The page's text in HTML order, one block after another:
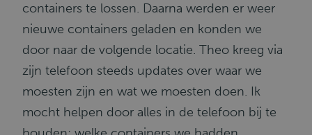
containers te lossen. Daarna werden er weer
nieuwe containers geladen en konden we
door naar de volgende locatie. Theo kreeg via
zijn telefoon steeds updates over waar we
moesten zijn en wat we moesten doen. Ik
mocht helpen door alles in de telefoon bij te